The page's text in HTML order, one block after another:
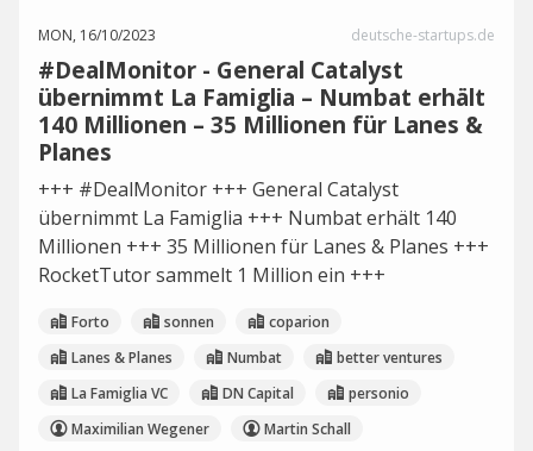
MON, 16/10/2023 deutsche-startups.de
#DealMonitor - General Catalyst
übernimmt La Famiglia – Numbat erhält
140 Millionen – 35 Millionen für Lanes &
Planes
+++ #DealMonitor +++ General Catalyst
übernimmt La Famiglia +++ Numbat erhält 140
Millionen +++ 35 Millionen für Lanes & Planes +++
RocketTutor sammelt 1 Million ein +++
Forto sonnen
coparion
Lanes & Planes
Numbat
better ventures
La Famiglia VC
DN Capital
personio
Maximilian Wegener
Martin Schall